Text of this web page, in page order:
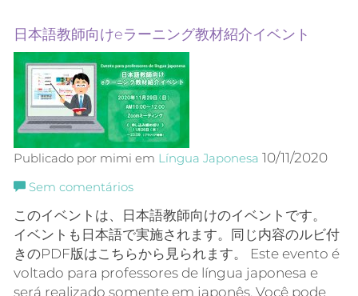
日本語教師向けeラーニング教材紹介イベント
Publicado por mimi em Língua Japonesa 10/11/2020
Sem comentários
このイベントは、日本語教師向けのイベントです。
イベントも日本語で実施されます。同じ内容のルビ付
きのPDF版はこちらから見られます。 Este evento é
voltado para professores de língua japonesa e
será realizado somente em japonês. Você pode